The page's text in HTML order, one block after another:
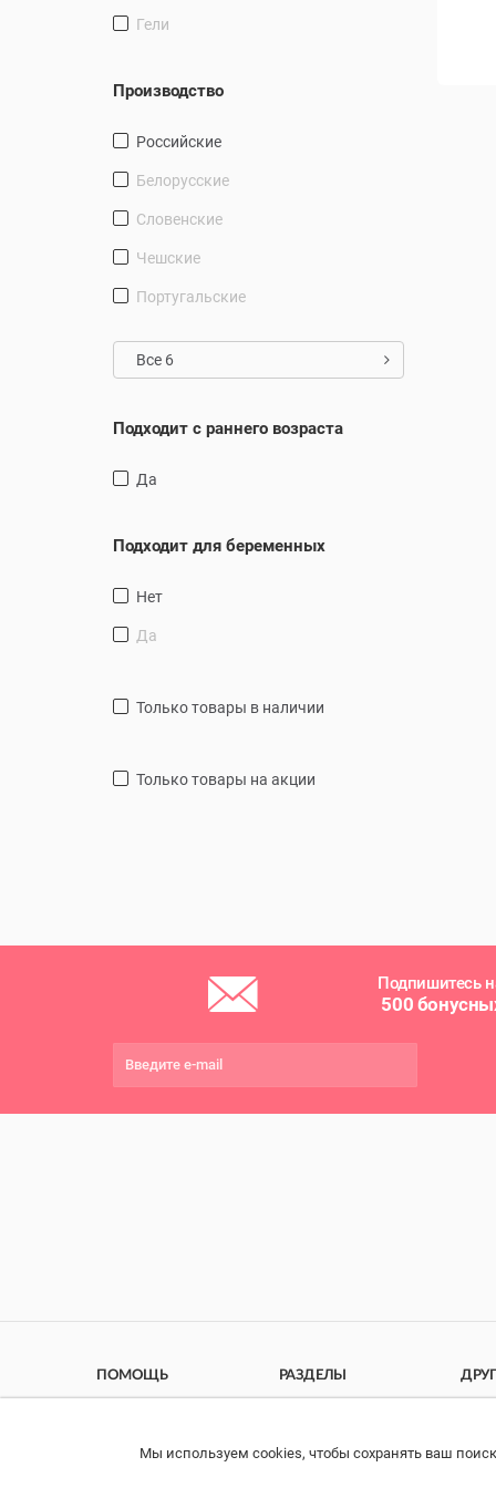
Гели
Производство
Российские
Белорусские
Словенские
Чешские
Португальские
Все 6
Подходит с раннего возраста
Да
Подходит для беременных
Нет
Да
только товары в наличии
только товары на акции
Найдено :
11.49 руб.
Подпишитесь
500
Мы используем cookies, чтобы сохранять ваш
РАЗДЕЛЫ
Ветаптека
ПОМОЩЬ
Права потребителя